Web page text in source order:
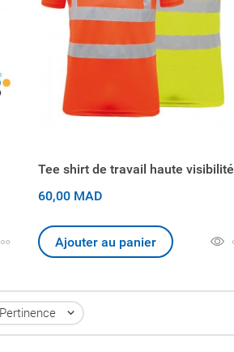
Tee shirt de travail haute visibilité
60,00 MAD
Ajouter au panier
Pertinence 